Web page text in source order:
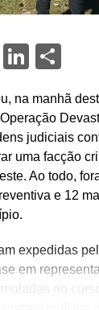
na manhã
judiciais
uma facção
Ao todo,
e 12
expedidas
em
no curso